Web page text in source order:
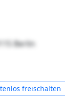
Berlin
freischalten